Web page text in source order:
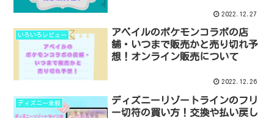
2022.12.27
いろいろレビュー
アベイルのポケモンコラボの店
舗・いつまで販売かと売り切れ予
想！オンライン販売について
2022.12.26
ディズニー全般
ディズニーリゾートラインのフリ
ー切符の買い方！交換や払い戻し